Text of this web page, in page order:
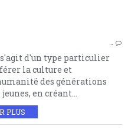
…
s'agit d'un type particulier
la culture et
des générations
en créant...
PLUS